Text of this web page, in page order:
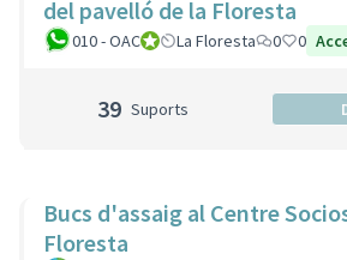
del pavelló de la Floresta
010 - OAC010 - Oficina d'Atenció
La Floresta 0 0
39 Suports
Bucs d'assaig al Centre
Floresta